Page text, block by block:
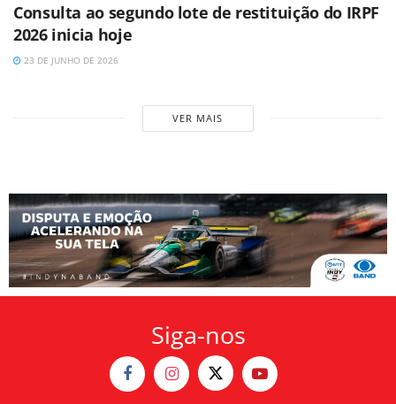
Consulta ao segundo lote de restituição do IRPF
2026 inicia hoje
23 DE JUNHO DE 2026
VER MAIS
Siga-nos